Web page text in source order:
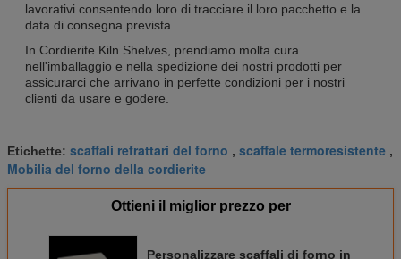
lavorativi.consentendo loro di tracciare il loro pacchetto e la
data di consegna prevista.
In Cordierite Kiln Shelves, prendiamo molta cura
nell'imballaggio e nella spedizione dei nostri prodotti per
assicurarci che arrivano in perfette condizioni per i nostri
clienti da usare e godere.
Etichette: scaffali refrattari del forno , scaffale termoresistente ,
Mobilia del forno della cordierite
Ottieni il miglior prezzo per
Personalizzare scaffali di forno in